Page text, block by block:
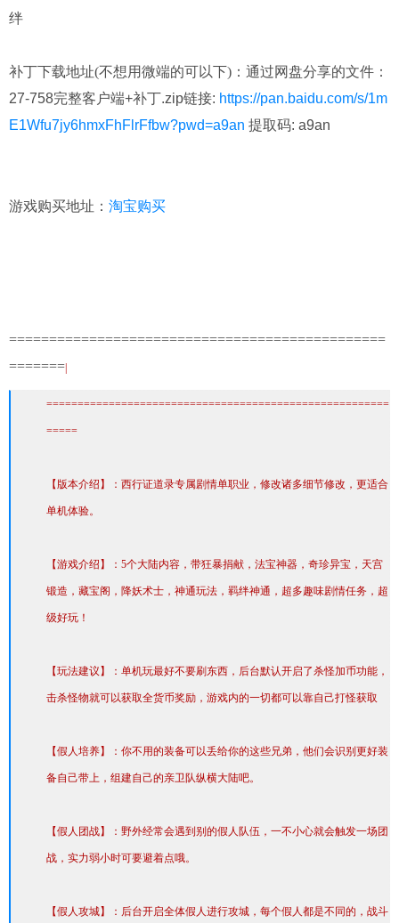
绊
补丁下载地址(不想用微端的可以下)： 通过网盘分享的文件：
27-758完整客户端+补丁.zip链接: https://pan.baidu.com/s/1m
E1Wfu7jy6hmxFhFlrFfbw?pwd=a9an 提取码: a9an
游戏购买地址： 淘宝购买
===============================================
=======
=======================================================
=====
【版本介绍】：西行证道录专属剧情单职业，修改诸多细节修改，更适合
单机体验。
【游戏介绍】：5个大陆内容，带狂暴捐献，法宝神器，奇珍异宝，天宫
锻造，藏宝阁，降妖术士，神通玩法，羁绊神通，超多趣味剧情任务，超
级好玩！
【玩法建议】：单机玩最好不要刷东西，后台默认开启了杀怪加币功能，
击杀怪物就可以获取全货币奖励，游戏内的一切都可以靠自己打怪获取
【假人培养】：你不用的装备可以丢给你的这些兄弟，他们会识别更好装
备自己带上，组建自己的亲卫队纵横大陆吧。
【假人团战】：野外经常会遇到别的假人队伍，一不小心就会触发一场团
战，实力弱小时可要避着点哦。
【假人攻城】：后台开启全体假人进行攻城，每个假人都是不同的，战斗